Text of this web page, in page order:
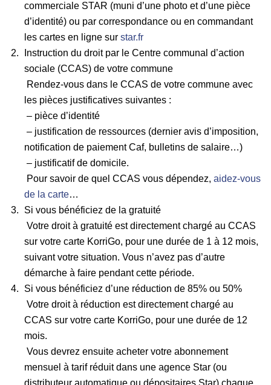
commerciale STAR (muni d’une photo et d’une pièce
d’identité) ou par correspondance ou en commandant
les cartes en ligne sur star.fr
Instruction du droit par le Centre communal d’action
sociale (CCAS) de votre commune
Rendez-vous dans le CCAS de votre commune avec
les pièces justificatives suivantes :
– pièce d’identité
– justification de ressources (dernier avis d’imposition,
notification de paiement Caf, bulletins de salaire…)
– justificatif de domicile.
Pour savoir de quel CCAS vous dépendez, aidez-vous
de la carte…
Si vous bénéficiez de la gratuité
Votre droit à gratuité est directement chargé au CCAS
sur votre carte KorriGo, pour une durée de 1 à 12 mois,
suivant votre situation. Vous n’avez pas d’autre
démarche à faire pendant cette période.
Si vous bénéficiez d’une réduction de 85% ou 50%
Votre droit à réduction est directement chargé au
CCAS sur votre carte KorriGo, pour une durée de 12
mois.
Vous devrez ensuite acheter votre abonnement
mensuel à tarif réduit dans une agence Star (ou